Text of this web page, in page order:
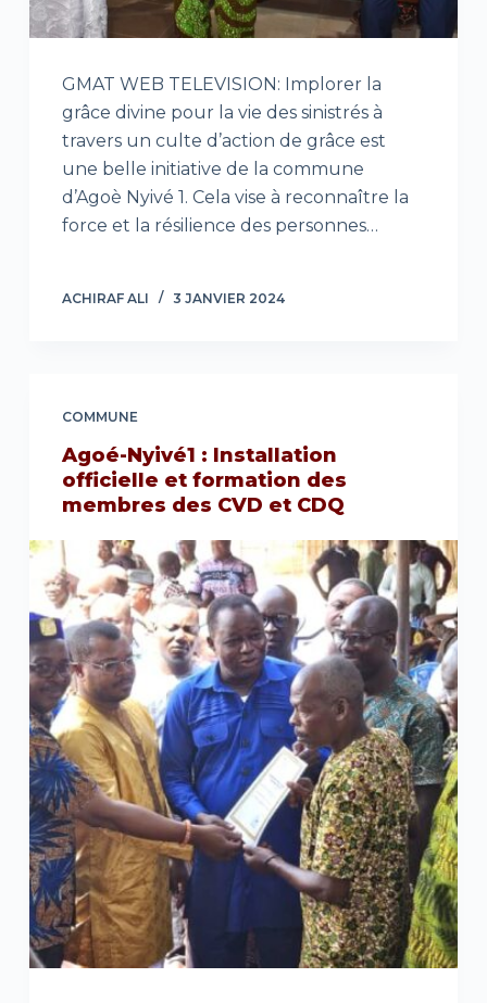
GMAT WEB TELEVISION: Implorer la
grâce divine pour la vie des sinistrés à
travers un culte d’action de grâce est
une belle initiative de la commune
d’Agoè Nyivé 1. Cela vise à reconnaître la
force et la résilience des personnes…
ACHIRAF ALI 3 JANVIER 2024
COMMUNE
Agoé-Nyivé1 : Installation
officielle et formation des
membres des CVD et CDQ